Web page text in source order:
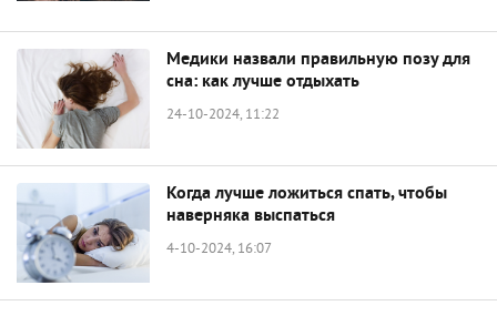
Медики назвали правильную позу для
сна: как лучше отдыхать
24-10-2024, 11:22
Когда лучше ложиться спать, чтобы
наверняка выспаться
4-10-2024, 16:07